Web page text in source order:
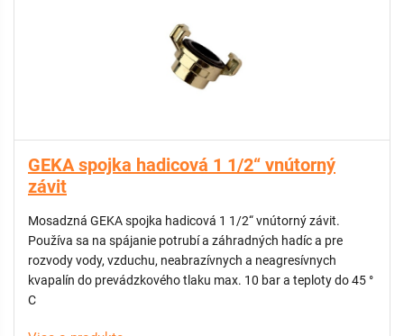
GEKA spojka hadicová 1 1/2“ vnútorný
závit
Mosadzná GEKA spojka hadicová 1 1/2“ vnútorný závit.
Používa sa na spájanie potrubí a záhradných hadíc a pre
rozvody vody, vzduchu, neabrazívnych a neagresívnych
kvapalín do prevádzkového tlaku max. 10 bar a teploty do 45 °
C